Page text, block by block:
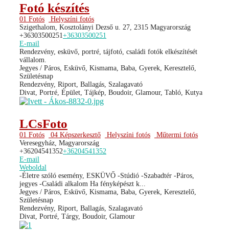
Fotó készítés
01 Fotós
Helyszíni fotós
Szigethalom, Kosztolányi Dezső u. 27, 2315 Magyarország
+36303500251 +36303500251
E-mail
Rendezvény, esküvő, portré, tájfotó, családi fotók elkészítését
vállalom.
Jegyes / Páros, Esküvő, Kismama, Baba, Gyerek, Keresztelő,
Születésnap
Rendezvény, Riport, Ballagás, Szalagavató
Divat, Portré, Épület, Tájkép, Boudoir, Glamour, Tabló, Kutya
LCsFoto
01 Fotós 04 Képszerkesztő Helyszíni fotós
Műtermi fotós
Veresegyház, Magyarország
+36204541352+36204541352
E-mail
Weboldal
-Életre szóló esemény, ESKÜVŐ -Stúdió -Szabadtér -Páros,
jegyes -Családi alkalom Ha fényképészt k...
Jegyes / Páros, Esküvő, Kismama, Baba, Gyerek, Keresztelő,
Születésnap
Rendezvény, Riport, Ballagás, Szalagavató
Divat, Portré, Tárgy, Boudoir, Glamour